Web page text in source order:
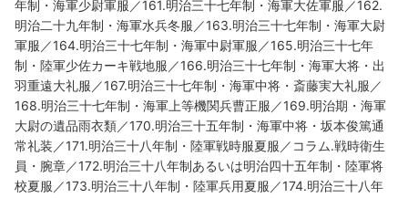
年制・海軍少尉軍服／161.明治三十七年制・海軍大佐軍服／162.
明治二十九年制・海軍水兵冬服／163.明治三十七年制・海軍大尉
軍服／164.明治三十七年制・海軍中尉軍服／165.明治三十七年
制・陸軍少佐カーキ戦地服／166.明治三十七年制・海軍大将・出
羽重遠大礼服／167.明治三十七年制・海軍中将・斎藤実大礼服／
168.明治三十七年制・海軍上等機関兵曹正服／169.明治期・海軍
大尉の遺品雨衣類／170.明治三十五年制・海軍中将・坂本俊篤通
常礼装／171.明治三十八年制・陸軍戦時服夏服／コラム.戦時衛生
員・腕章／172.明治三十八年制あるいは明治四十五年制・陸軍将
校夏服／173.明治三十八年制・陸軍兵用夏服／174.明治三十八年